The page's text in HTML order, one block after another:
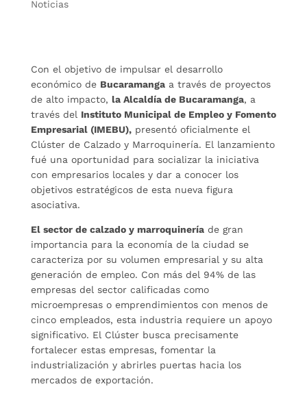
Noticias
Con el objetivo de impulsar el desarrollo
económico de Bucaramangaa través de proyectos
de alto impacto, la Alcaldía de Bucaramanga, a
través del Instituto Municipal de Empleo y Fomento
Empresarial (IMEBU),presentó oficialmente el
Clúster de Calzado y Marroquinería. El lanzamiento
fué una oportunidad para socializar la iniciativa
con empresarios locales y dar a conocer los
objetivos estratégicos de esta nueva figura
asociativa.
El sector de calzado y marroquineríade gran
importancia para la economía de la ciudad se
caracteriza por su volumen empresarial y su alta
generación de empleo. Con más del 94% de las
empresas del sector calificadas como
microempresas o emprendimientos con menos de
cinco empleados, esta industria requiere un apoyo
significativo. El Clúster busca precisamente
fortalecer estas empresas, fomentar la
industrialización y abrirles puertas hacia los
mercados de exportación.